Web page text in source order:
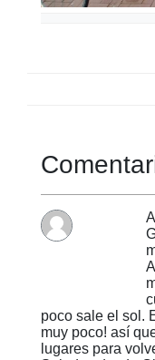
poco sale el sol.
muy poco! así
lugares para